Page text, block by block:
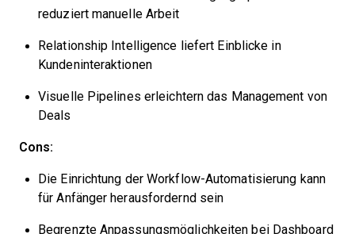
reduziert manuelle Arbeit
Relationship Intelligence liefert Einblicke in
Kundeninteraktionen
Visuelle Pipelines erleichtern das Management von
Deals
Cons:
Die Einrichtung der Workflow-Automatisierung kann
für Anfänger herausfordernd sein
Begrenzte Anpassungsmöglichkeiten bei Dashboard